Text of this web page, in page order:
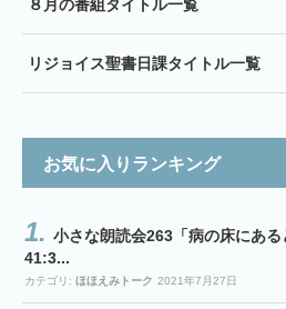
８月の番組タイトル一覧
リジョイス聖書日課タイトル一覧
お気に入りランキング
小さな朗読会263「病の床にある
41:3...
カテゴリ: ほほえみトーク 2021年7月27日